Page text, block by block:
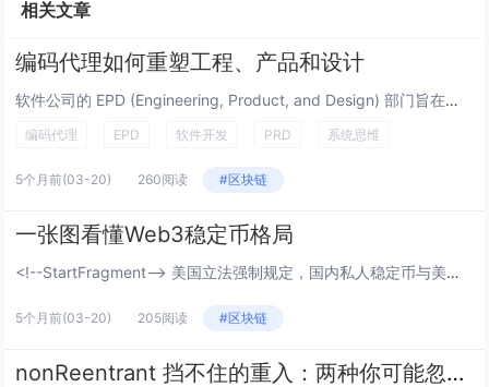
相关文章
编码代理如何重塑工程、产品和设计
软件公司的 EPD (Engineering, Product, and Design) 部门旨在创建优质软件。尽管...
编码代理 EPD 软件开发 PRD 系统思维
5个月前(03-20) 260阅读 #区块链
一张图看懂Web3稳定币格局
<!--StartFragment--> 美国立法强制规定，国内私人稳定币与美元国债挂钩，换汤不换药，...
5个月前(03-20) 205阅读 #区块链
nonReentrant 挡不住的重入：两种你可能忽略的场景